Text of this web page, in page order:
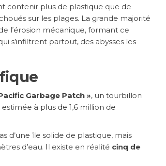
contenir plus de plastique que de
sur les plages. La grande majorité
l’érosion mécanique, formant ce
s’infiltrent partout, des abysses les
Garbage Patch », un tourbillon
à plus de 1,6 million de
d’une île solide de plastique, mais
d’eau. Il existe en réalité cinq de